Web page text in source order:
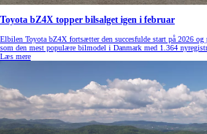
Toyota bZ4X topper bilsalget igen i februar
Elbilen Toyota bZ4X fortsætter den succesfulde start på 2026
som den mest populære bilmodel i Danmark med 1.364
Læs mere